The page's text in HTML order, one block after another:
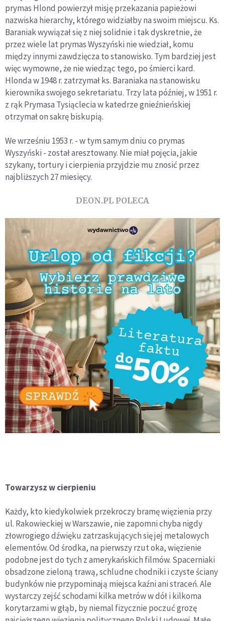
prymas Hlond powierzył misję przekazania papieżowi
nazwiska hierarchy, którego widziałby na swoim miejscu. Ks.
Baraniak wywiązał się z niej solidnie i tak dyskretnie, że
przez wiele lat prymas Wyszyński nie wiedział, komu
między innymi zawdzięcza to stanowisko. Tym bardziej jest
więc wymowne, że nie wiedząc tego, po śmierci kard.
Hlonda w 1948 r. zatrzymał ks. Baraniaka na stanowisku
kierownika swojego sekretariatu. Trzy lata później, w 1951 r.
z rąk Prymasa Tysiąclecia w katedrze gnieźnieńskiej
otrzymał on sakrę biskupią.
We wrześniu 1953 r. - w tym samym dniu co prymas
Wyszyński - został aresztowany. Nie miał pojęcia, jakie
szykany, tortury i cierpienia przyjdzie mu znosić przez
najbliższych 27 miesięcy.
DEON.PL POLECA
Towarzysz w cierpieniu
Każdy, kto kiedykolwiek przekroczy bramę więzienia przy
ul. Rakowieckiej w Warszawie, nie zapomni chyba nigdy
złowrogiego dźwięku zatrzaskujących się jej metalowych
elementów. Od środka, na pierwszy rzut oka, więzienie
podobne jest do tych z amerykańskich filmów. Spacerniaki
obsadzone zieloną trawą, schludne chodniki i czyste ściany
budynków nie przypominają miejsca kaźni ani straceń. Ale
wystarczy zejść schodami kilka metrów w dół i kilkoma
korytarzami w głąb, by niemal fizycznie poczuć grozę